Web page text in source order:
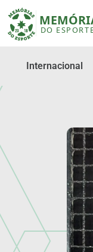
Internacional